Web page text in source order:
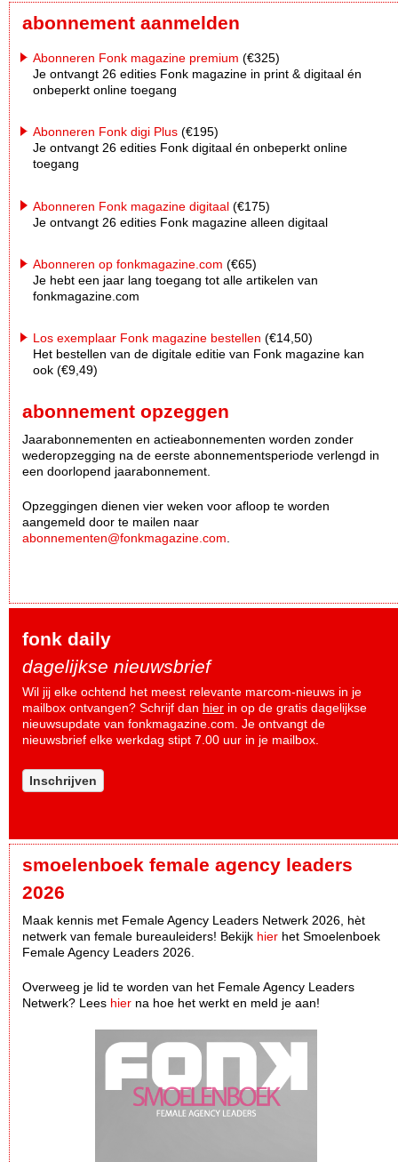
abonnement aanmelden
Abonneren Fonk magazine premium (€325)
Je ontvangt 26 edities Fonk magazine in print & digitaal én
onbeperkt online toegang
Abonneren Fonk digi Plus (€195)
Je ontvangt 26 edities Fonk digitaal én onbeperkt online
toegang
Abonneren Fonk magazine digitaal (€175)
Je ontvangt 26 edities Fonk magazine alleen digitaal
Abonneren op fonkmagazine.com (€65)
Je hebt een jaar lang toegang tot alle artikelen van
fonkmagazine.com
Los exemplaar Fonk magazine bestellen (€14,50)
Het bestellen van de digitale editie van Fonk magazine kan
ook (€9,49)
abonnement opzeggen
Jaarabonnementen en actieabonnementen worden zonder
wederopzegging na de eerste abonnementsperiode verlengd in
een doorlopend jaarabonnement.
Opzeggingen dienen vier weken voor afloop te worden
aangemeld door te mailen naar
abonnementen@fonkmagazine.com
fonk daily
dagelijkse nieuwsbrief
Wil jij elke ochtend het meest relevante marcom-nieuws in je
mailbox ontvangen? Schrijf dan hier in op de gratis dagelijkse
nieuwsupdate van fonkmagazine.com. Je ontvangt de
nieuwsbrief elke werkdag stipt 7.00 uur in je mailbox.
Inschrijven
smoelenboek female agency leaders
2026
Maak kennis met Female Agency Leaders Netwerk 2026, hèt
netwerk van female bureauleiders! Bekijk hier het Smoelenboek
Female Agency Leaders 2026.
Overweeg je lid te worden van het Female Agency Leaders
Netwerk? Lees hier na hoe het werkt en meld je aan!